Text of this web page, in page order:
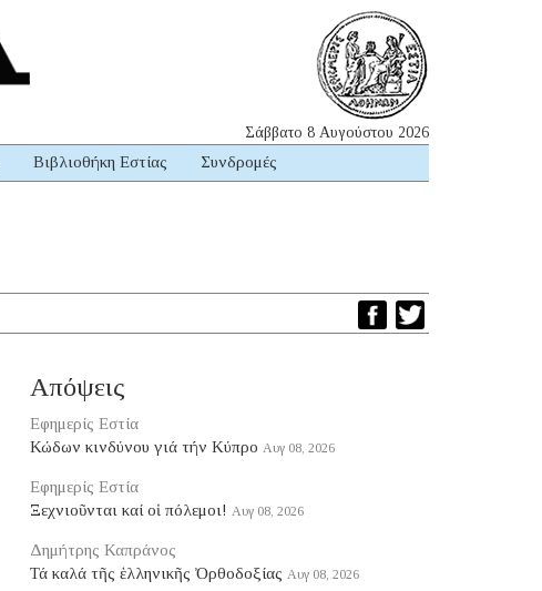
Σάββατο 8 Αυγούστου 2026
Βιβλιοθήκη Εστίας Συνδρομές
Απόψεις
Εφημερίς Εστία
Κώδων κινδύνου γιά τήν Κύπρο Αυγ 08, 2026
Εφημερίς Εστία
Ξεχνιοῦνται καί οἱ πόλεμοι! Αυγ 08, 2026
Δημήτρης Καπράνος
Τά καλά τῆς ἑλληνικῆς Ὀρθοδοξίας Αυγ 08, 2026